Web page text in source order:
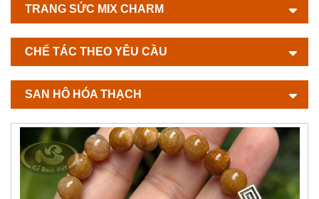
TRANG SỨC MIX CHARM
CHẾ TÁC THEO YÊU CẦU
SAN HÔ HÓA THẠCH